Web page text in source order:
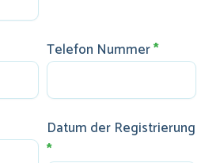
Telefon Nummer*
Datum der Registrierung
*